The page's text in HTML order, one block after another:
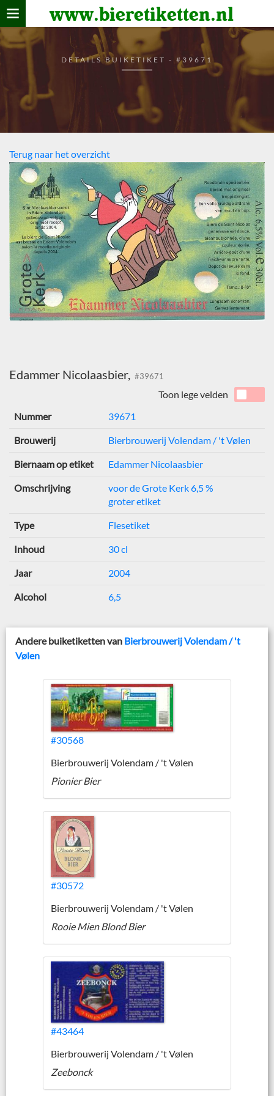
www.bieretiketten.nl
Home
verzamelen
De bierkaart
Bezoekers
DETAILS BUIKETIKET - #39671
Terug naar het overzicht
Edammer Nicolaasbier, #39671
Toon lege velden
Nummer
39671
Brouwerij Bierbrouwerij Volendam / 't Vølen
Biernaam op etiket Edammer Nicolaasbier
Omschrijving
voor de Grote Kerk 6,5 %
groter etiket
Type Flesetiket
Inhoud 30 cl
Jaar 2004
Alcohol 6,5
Andere buiketiketten van Bierbrouwerij Volendam / 't
Vølen
#30568
Bierbrouwerij Volendam / 't Vølen
Pionier Bier
#30572
Bierbrouwerij Volendam / 't Vølen
Rooie Mien Blond Bier
#43464
Bierbrouwerij Volendam / 't Vølen
Zeebonck